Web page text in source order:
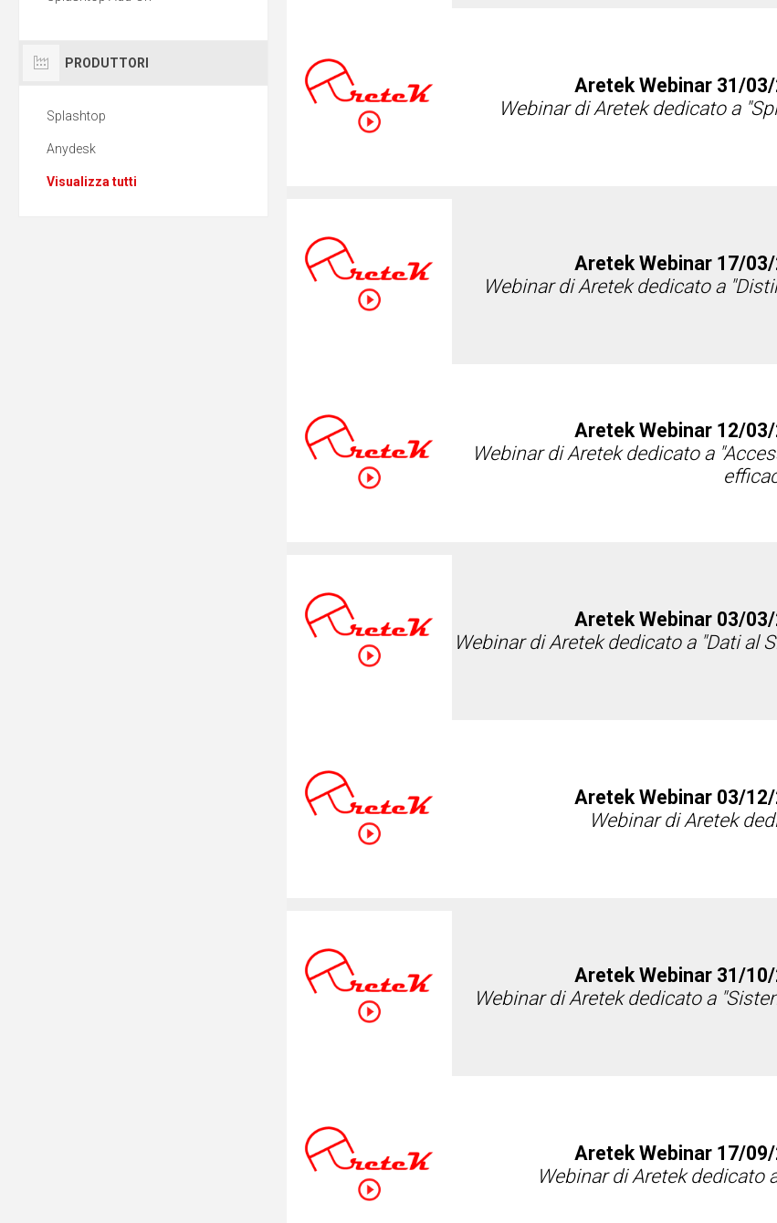
Aretek Webinar 31/
Webinar di Aretek dedicato a
Aretek Webinar 17/
Webinar di Aretek dedicato a
Aretek Webinar 12/
Webinar di Aretek dedicato a
Aretek Webinar 03/
Webinar di Aretek dedicato a "Dati al
Aretek Webinar 03/
Webinar di Aretek
Aretek Webinar 31/
Webinar di Aretek dedicato a
Aretek Webinar 17/
Webinar di Aretek dedicato
PRODUTTORI
Splashtop
Anydesk
Visualizza tutti